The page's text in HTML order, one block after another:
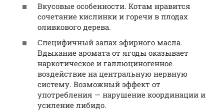
Вкусовые особенности. Котам нравится
сочетание кислинки и горечи в плодах
оливкового дерева.
Специфичный запах эфирного масла.
Вдыхание аромата от ягоды оказывает
наркотическое и галлюциногенное
воздействие на центральную нервную
систему. Возможный эффект от
употребления — нарушение координации и
усиление либидо.